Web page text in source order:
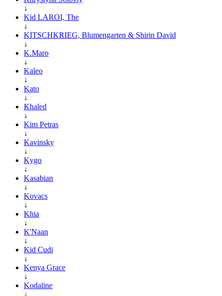
↓
Kid LAROI, The
↓
KITSCHKRIEG, Blumengarten & Shirin David
↓
K.Maro
↓
Kaleo
↓
Kato
↓
Khaled
↓
Kim Petras
↓
Kavinsky
↓
Kygo
↓
Kasabian
↓
Kovacs
↓
Khia
↓
K'Naan
↓
Kid Cudi
↓
Kenya Grace
↓
Kodaline
↓